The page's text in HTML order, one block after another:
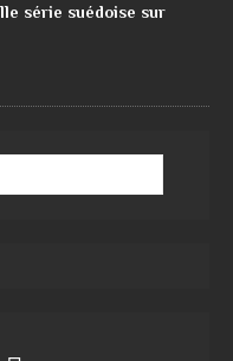
série suédoise sur